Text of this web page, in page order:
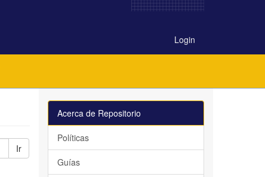
Login
Ir
Acerca de Repositorio
Políticas
Guías